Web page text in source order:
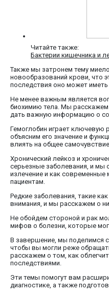
Читайте также:
Бактерии кишечника и
Также мы затронем тему
новообразований крови, что
последствия оно может иметь
Не менее важным является
биохимию тела. Мы
дать важную информацию о
Гемоглобин играет ключевую
объясним его значение и
влиять на общее самочувствие.
Хронический лейкоз и
серьезные заболевания, и мы
излечение и как
пациентам.
Редкие заболевания, такие
внимания, и мы расскажем о
Не обойдем стороной и рак
мифов о болезни, которые
В завершение, мы поделимся
чтобы вы могли реже
расскажем о том, как
последствиями.
Эти темы помогут вам
диагностике, а также